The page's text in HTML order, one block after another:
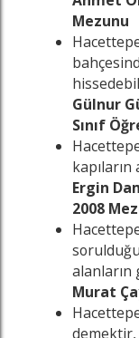
Mezunu
Gülnur
Sınıf
kapıların
Ergin
2008
alanların
Murat